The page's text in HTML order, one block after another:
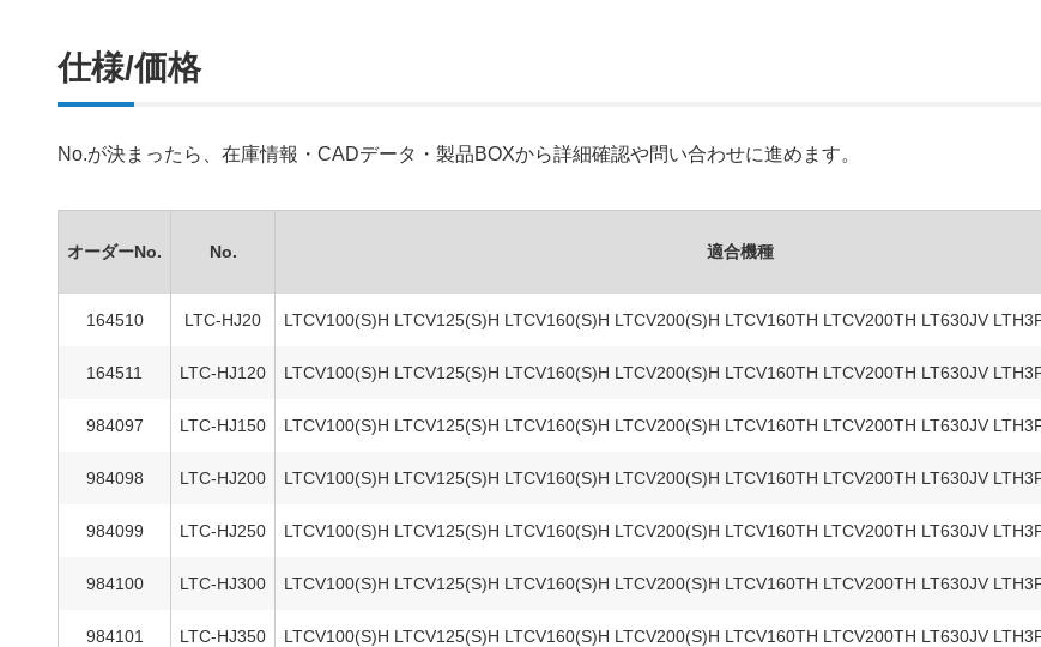
仕様/価格
No.が決まったら、在庫情報・CADデータ・製品BOXから詳細確認や問い合わせに進めます。
オーダーNo. No. 適合機種
164510 LTC-HJ20 LTCV100(S)H LTCV125(S)H LTCV160(S)H LTCV200(S)H LTCV160TH LTCV200TH LT630JV
164511 LTC-HJ120 LTCV100(S)H LTCV125(S)H LTCV160(S)H LTCV200(S)H LTCV160TH LTCV200TH LT630JV
984097 LTC-HJ150 LTCV100(S)H LTCV125(S)H LTCV160(S)H LTCV200(S)H LTCV160TH LTCV200TH LT630JV
984098 LTC-HJ200 LTCV100(S)H LTCV125(S)H LTCV160(S)H LTCV200(S)H LTCV160TH LTCV200TH LT630JV
984099 LTC-HJ250 LTCV100(S)H LTCV125(S)H LTCV160(S)H LTCV200(S)H LTCV160TH LTCV200TH LT630JV
984100 LTC-HJ300 LTCV100(S)H LTCV125(S)H LTCV160(S)H LTCV200(S)H LTCV160TH LTCV200TH LT630JV
984101 LTC-HJ350 LTCV100(S)H LTCV125(S)H LTCV160(S)H LTCV200(S)H LTCV160TH LTCV200TH LT630JV